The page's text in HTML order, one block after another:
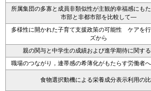
所属集団の多寡と成員非類似性が主観的幸福感にも
市部と非都市部を比較して―
多様性に開かれた子育て支援政策の可能性 ケアを
ズから
親の関与と中学生の成績および進学期待に関す
職場のつながり，連帯感の希薄化がもたらす労働者
食物選択動機による栄養成分表示利用の